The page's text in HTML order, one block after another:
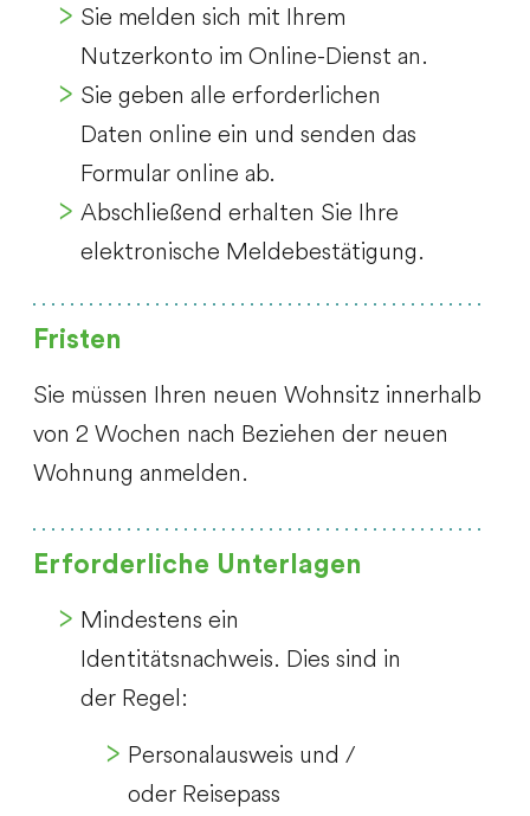
Sie melden sich mit Ihrem
Nutzerkonto im Online-Dienst an.
Sie geben alle erforderlichen
Daten online ein und senden das
Formular online ab.
Abschließend erhalten Sie Ihre
elektronische Meldebestätigung.
Fristen
Sie müssen Ihren neuen Wohnsitz innerhalb
von 2 Wochen nach Beziehen der neuen
Wohnung anmelden.
Erforderliche Unterlagen
Mindestens ein
Identitätsnachweis. Dies sind in
der Regel:
Personalausweis und /
oder Reisepass